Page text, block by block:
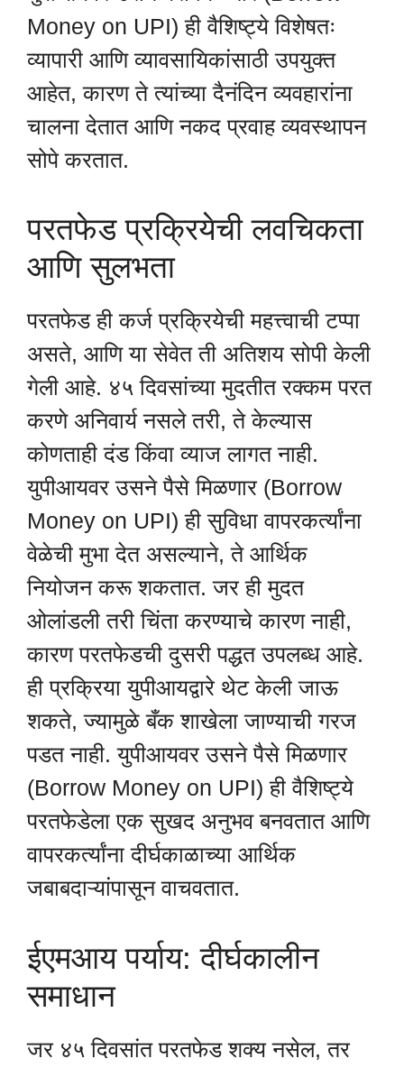
Money on UPI) ही वैशिष्ट्ये विशेषतः
व्यापारी आणि व्यावसायिकांसाठी उपयुक्त
आहेत, कारण ते त्यांच्या दैनंदिन व्यवहारांना
चालना देतात आणि नकद प्रवाह व्यवस्थापन
सोपे करतात.
परतफेड प्रक्रियेची लवचिकता
आणि सुलभता
परतफेड ही कर्ज प्रक्रियेची महत्त्वाची टप्पा
असते, आणि या सेवेत ती अतिशय सोपी केली
गेली आहे. ४५ दिवसांच्या मुदतीत रक्कम परत
करणे अनिवार्य नसले तरी, ते केल्यास
कोणताही दंड किंवा व्याज लागत नाही.
युपीआयवर उसने पैसे मिळणार (Borrow
Money on UPI) ही सुविधा वापरकर्त्यांना
वेळेची मुभा देत असल्याने, ते आर्थिक
नियोजन करू शकतात. जर ही मुदत
ओलांडली तरी चिंता करण्याचे कारण नाही,
कारण परतफेडची दुसरी पद्धत उपलब्ध आहे.
ही प्रक्रिया युपीआयद्वारे थेट केली जाऊ
शकते, ज्यामुळे बँक शाखेला जाण्याची गरज
पडत नाही. युपीआयवर उसने पैसे मिळणार
(Borrow Money on UPI) ही वैशिष्ट्ये
परतफेडेला एक सुखद अनुभव बनवतात आणि
वापरकर्त्यांना दीर्घकाळाच्या आर्थिक
जबाबदाऱ्यांपासून वाचवतात.
ईएमआय पर्याय: दीर्घकालीन
समाधान
जर ४५ दिवसांत परतफेड शक्य नसेल, तर